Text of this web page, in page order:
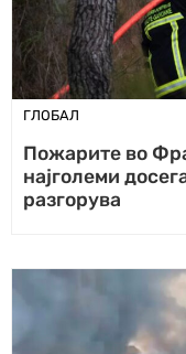
ГЛОБАЛ
Пожарите во
најголеми
разгорува